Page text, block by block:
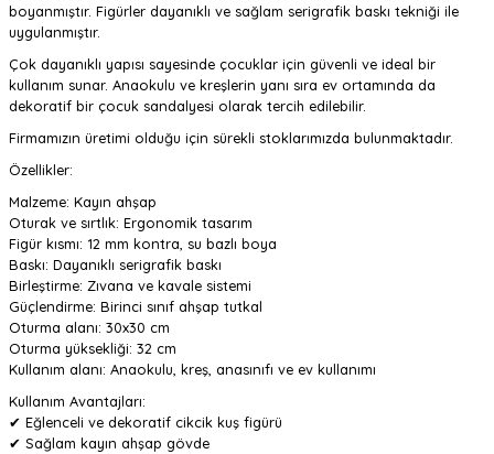
boyanmıştır. Figürler dayanıklı ve sağlam serigrafik baskı tekniği ile
uygulanmıştır.
Çok dayanıklı yapısı sayesinde çocuklar için güvenli ve ideal bir
kullanım sunar. Anaokulu ve kreşlerin yanı sıra ev ortamında da
dekoratif bir çocuk sandalyesi olarak tercih edilebilir.
Firmamızın üretimi olduğu için sürekli stoklarımızda bulunmaktadır.
Özellikler:
Malzeme: Kayın ahşap
Oturak ve sırtlık: Ergonomik tasarım
Figür kısmı: 12 mm kontra, su bazlı boya
Baskı: Dayanıklı serigrafik baskı
Birleştirme: Zıvana ve kavale sistemi
Güçlendirme: Birinci sınıf ahşap tutkal
Oturma alanı: 30x30 cm
Oturma yüksekliği: 32 cm
Kullanım alanı: Anaokulu, kreş, anasınıfı ve ev kullanımı
Kullanım Avantajları:
✔ Eğlenceli ve dekoratif cikcik kuş figürü
✔ Sağlam kayın ahşap gövde